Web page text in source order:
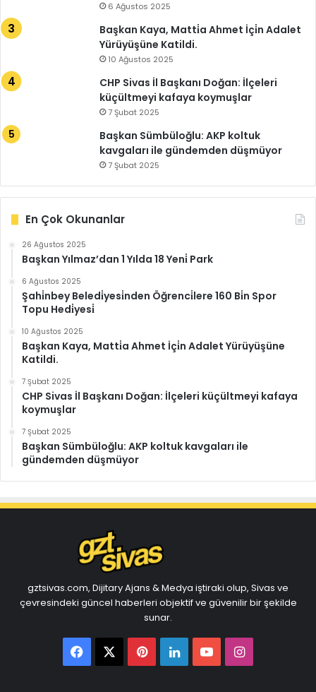
6 Ağustos 2025
Başkan Kaya, Matti̇a Ahmet İçi̇n Adalet
Yürüyüşüne Katildi.
10 Ağustos 2025
CHP Sivas İl Başkanı Doğan: İlçeleri
küçültmeyi kafaya koymuşlar
7 Şubat 2025
Başkan Sümbüloğlu: AKP koltuk
kavgaları ile gündemden düşmüyor
7 Şubat 2025
En Çok Okunanlar
26 Ağustos 2025
Başkan Yılmaz’dan 1 Yılda 18 Yeni̇ Park
6 Ağustos 2025
Şahi̇nbey Beledi̇yesi̇nden Öğrenci̇lere 160 Bi̇n Spor
Topu Hedi̇yesi̇
10 Ağustos 2025
Başkan Kaya, Matti̇a Ahmet İçi̇n Adalet Yürüyüşüne
Katildi.
7 Şubat 2025
CHP Sivas İl Başkanı Doğan: İlçeleri küçültmeyi kafaya
koymuşlar
7 Şubat 2025
Başkan Sümbüloğlu: AKP koltuk kavgaları ile
gündemden düşmüyor
gztsivas.com, Dijitary Ajans & Medya iştiraki olup, Sivas ve
çevresindeki güncel haberleri objektif ve güvenilir bir şekilde
sunar.
FacebookPinterest
LinkedInYouTubeInstagram